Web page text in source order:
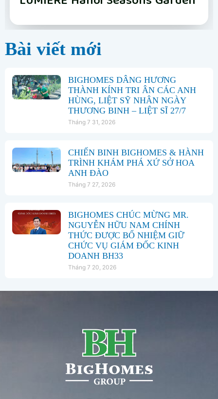
Bài viết mới
BIGHOMES DÂNG HƯƠNG
THÀNH KÍNH TRI ÂN CÁC ANH
HÙNG, LIỆT SỸ NHÂN NGÀY
THƯƠNG BINH – LIỆT SĨ 27/7
Tháng 7 31, 2026
CHIẾN BINH BIGHOMES & HÀNH
TRÌNH KHÁM PHÁ XỨ SỞ HOA
ANH ĐÀO
Tháng 7 27, 2026
BIGHOMES CHÚC MỪNG MR.
NGUYỄN HỮU NAM CHÍNH
THỨC ĐƯỢC BỔ NHIỆM GIỮ
CHỨC VỤ GIÁM ĐỐC KINH
DOANH BH33
Tháng 7 20, 2026